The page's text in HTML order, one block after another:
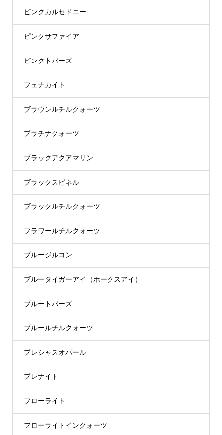
ピンクカルセドニー
ピンクサファイア
ピンクトパーズ
フェナカイト
ブラウンルチルクォーツ
プラチナクォーツ
ブラックアクアマリン
ブラックスピネル
ブラックルチルクォーツ
フラワールチルクォーツ
ブルージルコン
ブルータイガーアイ（ホークスアイ）
ブルートパーズ
ブルールチルクォーツ
プレシャスオパール
プレナイト
フローライト
フローライトインクォーツ